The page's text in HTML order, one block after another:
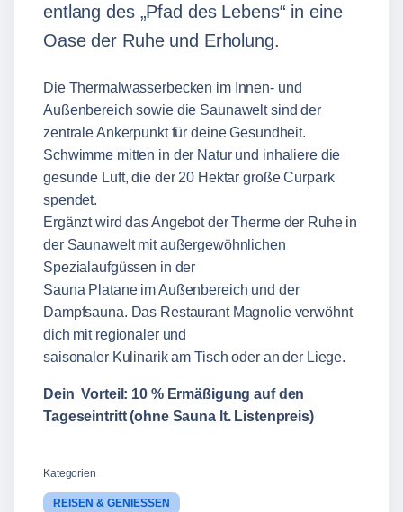
entlang des „Pfad des Lebens“ in eine
Oase der Ruhe und Erholung.
Die Thermalwasserbecken im Innen- und
Außenbereich sowie die Saunawelt sind der
zentrale Ankerpunkt für deine Gesundheit.
Schwimme mitten in der Natur und inhaliere die
gesunde Luft, die der 20 Hektar große Curpark
spendet.
Ergänzt wird das Angebot der Therme der Ruhe in
der Saunawelt mit außergewöhnlichen
Spezialaufgüssen in der
Sauna Platane im Außenbereich und der
Dampfsauna. Das Restaurant Magnolie verwöhnt
dich mit regionaler und
saisonaler Kulinarik am Tisch oder an der Liege.
Dein Vorteil: 10 % Ermäßigung auf den
Tageseintritt (ohne Sauna lt. Listenpreis)
Kategorien
REISEN & GENIESSEN